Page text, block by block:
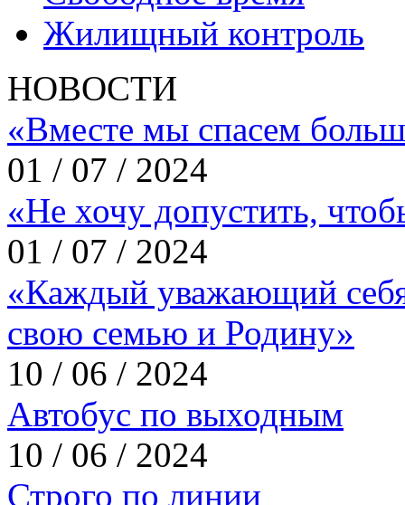
Жилищный контроль
НОВОСТИ
«Вместе мы спасем
01 / 07 / 2024
«Не хочу допустить,
01 / 07 / 2024
«Каждый уважающий
свою семью и Родину»
10 / 06 / 2024
Автобус по выходным
10 / 06 / 2024
Строго по линии